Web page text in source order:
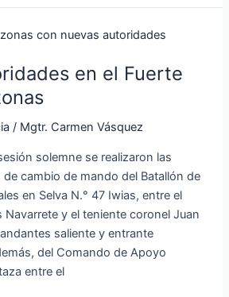
en el Fuerte
/ Mgtr. Carmen Vásquez
solemne se realizaron las
cambio de mando del Batallón de
en Selva N.° 47 Iwias, entre el
Navarrete y el teniente coronel Juan
saliente y entrante
del Comando de Apoyo
entre el